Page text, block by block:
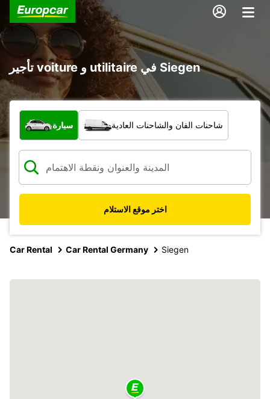
تأجير voiture و utilitaire في Siegen
ما نوع المركبة؟
سيارة شاحنات الفان والشاحنات العادية
اختر موقع الاستلام
Car Rental Car Rental Germany Siegen